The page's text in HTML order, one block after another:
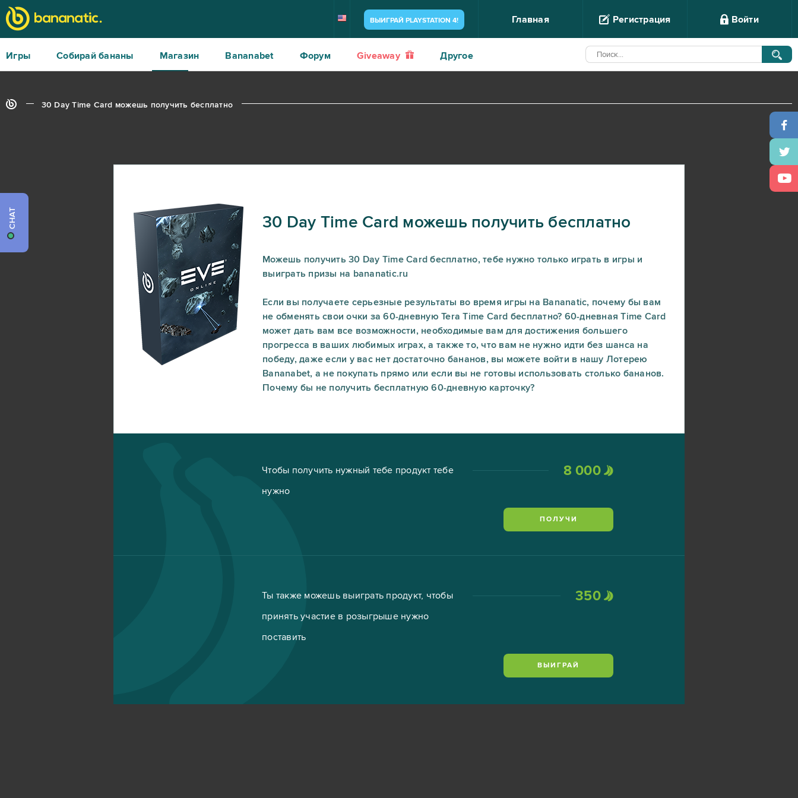
ВЫИГРАЙ PLAYSTATION 4! Главная Регистрация Войти
Игры Собирай бананы Магазин Bananabet Форум Giveaway Другое
30 Day Time Card можешь получить бесплатно
30 Day Time Card можешь получить бесплатно
Можешь получить 30 Day Time Card бесплатно, тебе нужно только играть в игры и
выиграть призы на bananatic.ru
Если вы получаете серьезные результаты во время игры на Bananatic, почему бы вам
не обменять свои очки за 60-дневную Tera Time Card бесплатно? 60-дневная Time Card
может дать вам все возможности, необходимые вам для достижения большего
прогресса в ваших любимых играх, а также то, что вам не нужно идти без шанса на
победу, даже если у вас нет достаточно бананов, вы можете войти в нашу Лотерею
Bananabet, а не покупать прямо или если вы не готовы использовать столько бананов.
Почему бы не получить бесплатную 60-дневную карточку?
Чтобы получить нужный тебе продукт тебе
нужно
8 000
ПОЛУЧИ
Ты также можешь выиграть продукт, чтобы
принять участие в розыгрыше нужно
поставить
350
ВЫИГРАЙ
CHAT